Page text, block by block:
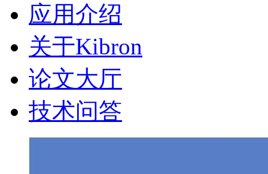
应用介绍
关于Kibron
论文大厅
技术问答